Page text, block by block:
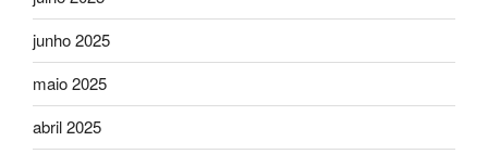
junho 2025
maio 2025
abril 2025